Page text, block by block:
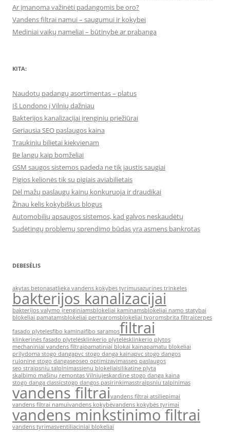
Ar įmanoma važinėti padangomis be oro?
Vandens filtrai namui – saugumui ir kokybei
Mediniai vaikų nameliai – būtinybė ar prabanga
KITA:
Naudotų padangų asortimentas – platus
Iš Londono į Vilnių dažniau
Bakterijos kanalizacijai įrenginių priežiūrai
Geriausia SEO paslaugos kaina
Traukiniu bilietai kiekvienam
Be langų kaip bomželiai
GSM saugos sistemos padeda ne tik jaustis saugiai
Pigios kelionės tik su pigiais aviabilietais
Dėl mažų paslaugų kainų konkuruoja ir draudikai
Žinau kelis kokybiškus blogus
Automobilių apsaugos sistemos, kad galvos neskaudėtų
Sudėtingų problemų sprendimo būdas yra asmens bankrotas
DEBESĖLIS
akytas betonasatlieka vandens kokybes tyrimusazurines trinkeles
bakterijos kanalizacijai
bakterijos valymo įrenginiamsblokeliai kaminamsblokeliai namo statybai
blokeliai pamatamsblokeliai pertvaromsblokeliai tvoromsbrita filtraicerpes
fasado plytelesfibo kaminaifibo saramosfiltrai
klinkerinės fasado plytelėsklinkerio plytelėsklinkerio plytos
mechaniniai vandens filtraipamatiniai blokai kainapamatu blokeliai
prilydoma stogo dangapvc stogo danga kainapvc stogo dangos
rulonine stogo dangaseoseo optimizavimasseo paslaugos
seo straipsniu talpinimassienu blokeliaisilikatine plyta
skalbimo mašinų remontas Vilniujeskardine stogo danga kaina
stogo danga classicstogo dangos pasirinkimasstraipsniu talpinimas
vandens filtraivandens filtrai atsiliepimai
vandens filtrai namuivandens kokybėvandens kokybės tyrimai
vandens minkstinimo filtrai
vandens tyrimasventiliaciniai blokeliai